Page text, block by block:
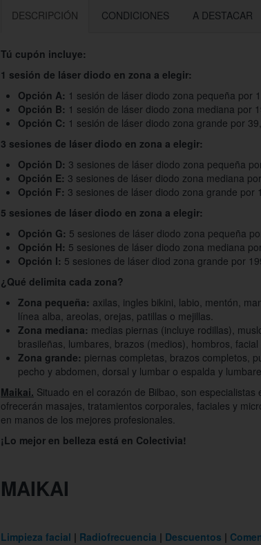
DESCRIPCIÓN CONDICIONES A DESTACAR
Tú cupón incluye:
1 sesión de láser diodo en zona a elegir:
Opción A: 1 sesión de láser diodo zona pequeña por
Opción B: 1 sesión de láser diodo zona mediana por
Opción C: 1 sesión de láser diodo zona grande por
3 sesiones de láser diodo en zona a elegir:
Opción D: 3 sesiones de láser diodo zona pequeña
Opción E: 3 sesiones de láser diodo zona mediana
Opción F: 3 sesiones de láser diodo zona grande por
5 sesiones de láser diodo en zona a elegir:
Opción G: 5 sesiones de láser diodo zona pequeña
Opción H: 5 sesiones de láser diodo zona mediana
Opción I: 5 sesiones de láser diod zona grande por
¿Qué delimita cada zona?
Zona pequeña: axilas, ingles bikini, labio, mentón,
línea alba, areolas, orejas, patillas o mejillas.
Zona mediana: medias piernas (incluye rodillas),
brasileñas, lumbares, brazos (medios), hombros,
Zona grande: piernas completas, brazos completos,
pecho y abdomen, dorsal y lumbar o espalda y
Maikai. Situado en el corazón de Bilbao, son especialistas
ofrecerán masajes, tratamientos corporales, faciales y
en manos de los mejores profesionales.
¡Lo mejor en belleza está en Colectivia!
MAIKAI
Limpieza facial
Radiofrecuencia Descuentos